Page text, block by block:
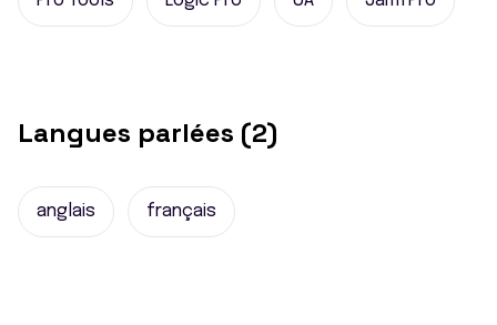
Langues parlées (2)
anglais français